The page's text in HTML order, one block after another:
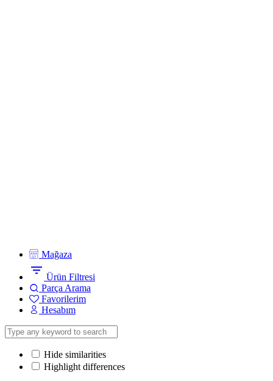
Mağaza
Ürün Filtresi
Parça Arama
Favorilerim
Hesabım
Hide similarities
Highlight differences